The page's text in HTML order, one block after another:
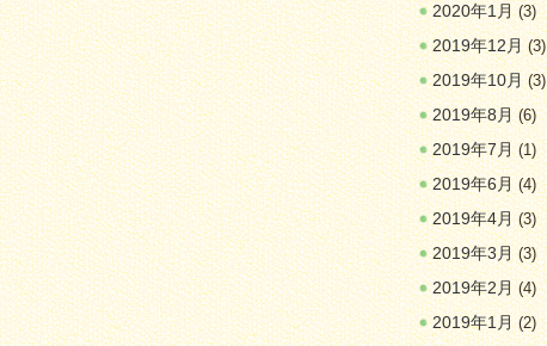
2020年1月(3)
2019年12月(3)
2019年10月(3)
2019年8月(6)
2019年7月(1)
2019年6月(4)
2019年4月(3)
2019年3月(3)
2019年2月(4)
2019年1月(2)